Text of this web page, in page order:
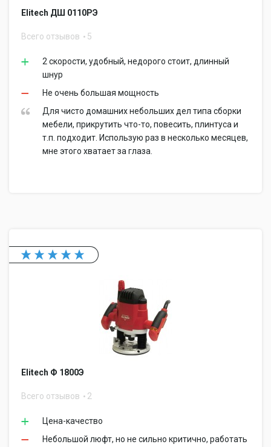
Elitech ДШ 0110РЭ
Всего отзывов 5
2 скорости, удобный, недорого стоит, длинный
шнур
Не очень большая мощность
Для чисто домашних небольших дел типа сборки
мебели, прикрутить что-то, повесить, плинтуса и
т.п. подходит. Использую раз в несколько месяцев,
мне этого хватает за глаза.
Elitech Ф 1800Э
Всего отзывов 2
Цена-качество
Небольшой люфт, но не сильно критично, работать